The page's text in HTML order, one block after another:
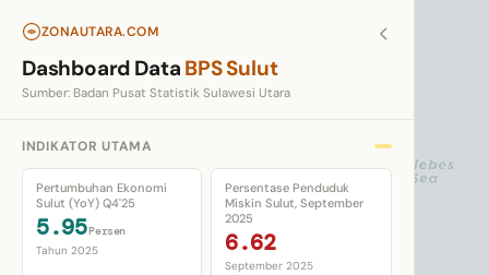
ZONAUTARA.COM
Dashboard Data BPS Sulut
Sumber: Badan Pusat Statistik Sulawesi Utara
INDIKATOR UTAMA
Pertumbuhan Ekonomi
Sulut (YoY) Q4'25
5.95Persen
Tahun 2025
Persentase Penduduk
Miskin Sulut, September
2025
6.62
September 2025